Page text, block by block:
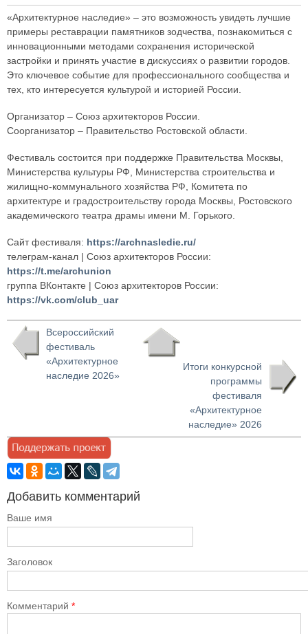
«Архитектурное наследие» – это возможность увидеть лучшие
примеры реставрации памятников зодчества, познакомиться с
инновационными методами сохранения исторической
застройки и принять участие в дискуссиях о развитии городов.
Это ключевое событие для профессионального сообщества и
тех, кто интересуется культурой и историей России.
Организатор – Союз архитекторов России.
Соорганизатор – Правительство Ростовской области.
Фестиваль состоится при поддержке Правительства Москвы,
Министерства культуры РФ, Министерства строительства и
жилищно-коммунального хозяйства РФ, Комитета по
архитектуре и градостроительству города Москвы, Ростовского
академического театра драмы имени М. Горького.
Сайт фестиваля: https://archnasledie.ru/
телеграм-канал | Союз архитекторов России:
https://t.me/archunion
группа ВКонтакте | Союз архитекторов России:
https://vk.com/club_uar
Всероссийский
фестиваль
«Архитектурное
наследие 2026»
Итоги конкурсной
программы
фестиваля
«Архитектурное
наследие» 2026
Добавить комментарий
Ваше имя
Заголовок
Комментарий *